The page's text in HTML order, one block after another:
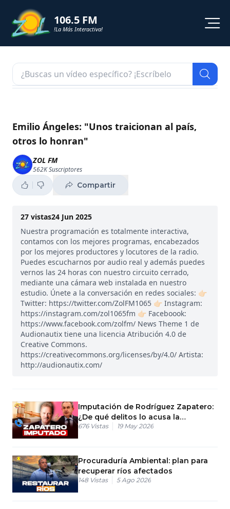
106.5 FM
!La Más Interactiva!
NOTICIAS
SHORTS
PODCAST
ZOL TV
Emilio Ángeles: "Unos traicionan al país,
otros lo honran"
ZOL FM
562KSuscriptores
Compartir
27 vistas24 Jun 2025
Nuestra programación es totalmente interactiva,
contamos con los mejores programas, encabezados
por los mejores productores y locutores de la radio.
Puedes escucharnos por audio real y además puedes
vernos las 24 horas con nuestro circuito cerrado,
mediante una cámara web instalada en nuestro
estudio. Únete a la conversación en redes sociales: 👉🏻
Twitter: https://twitter.com/ZolFM1065 👉🏻 Instagram:
https://instagram.com/zol1065fm 👉🏻 Faceboook:
https://www.facebook.com/zolfm/ News Theme 1 de
Audionautix tiene una licencia Atribución 4.0 de
Creative Commons.
https://creativecommons.org/licenses/by/4.0/ Artista:
http://audionautix.com/
Imputación de Rodríguez Zapatero:
¿De qué delitos lo acusa la
Audiencia Nacional?
676 Vistas 19 May 2026
Procuraduría Ambiental: plan para
recuperar ríos afectados
148 Vistas 5 Ago 2026